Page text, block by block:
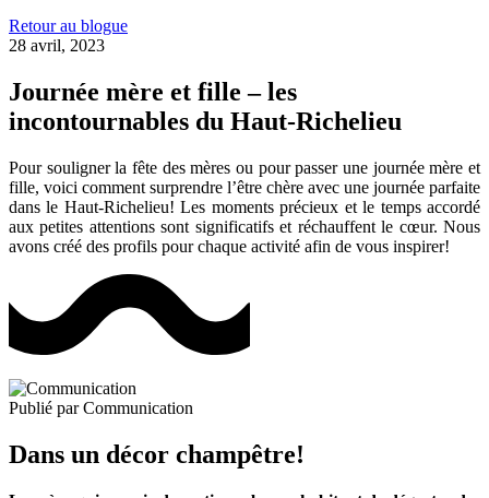
Retour au blogue
28 avril, 2023
Journée mère et fille – les
incontournables du Haut-Richelieu
Pour souligner la fête des mères ou pour passer une journée mère et
fille, voici comment surprendre l’être chère avec une journée parfaite
dans le Haut-Richelieu! Les moments précieux et le temps accordé
aux petites attentions sont significatifs et réchauffent le cœur. Nous
avons créé des profils pour chaque activité afin de vous inspirer!
Publié parCommunication
Dans un décor champêtre!